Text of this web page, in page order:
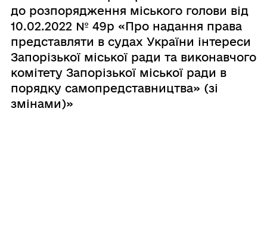
до розпорядження міського голови від
10.02.2022 № 49р «Про надання права
представляти в судах України інтереси
Запорізької міської ради та виконавчого
комітету Запорізької міської ради в
порядку самопредставництва» (зі
змінами)»